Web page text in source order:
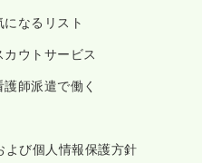
になるリスト
カウトサービス
護師派遣で働く
よび個人情報保護方針